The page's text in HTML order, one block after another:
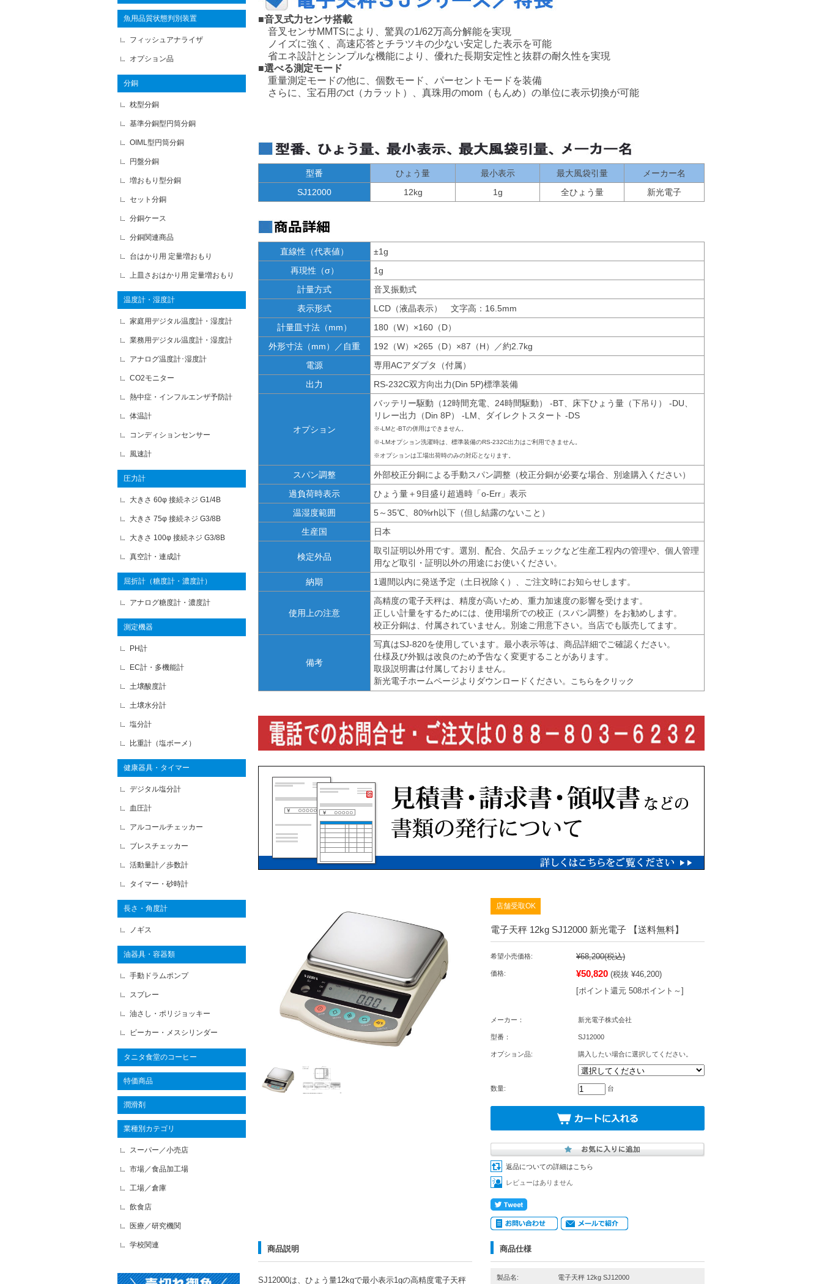
■音叉式力センサ搭載
音叉センサMMTSにより、驚異の1/62万高分解能を実現
ノイズに強く、高速応答とチラツキの少ない安定した表示を可能
省エネ設計とシンプルな機能により、優れた長期安定性と抜群の耐久性を実現
■選べる測定モード
重量測定モードの他に、個数モード、パーセントモードを装備
さらに、宝石用のct（カラット）、真珠用のmom（もんめ）の単位に表示切換が可能
型番 ひょう量 最小表示 最大風袋引量
メーカー名
SJ12000
12kg 1g 全ひょう量 新光電子
直線性（代表値）
±1g
再現性（σ）
1g
計量方式
音叉振動式
表示形式
LCD（液晶表示） 文字高：16.5mm
計量皿寸法（mm）
180（W）×160（D）
外形寸法（mm）／自重
192（W）×265（D）×87（H）／約2.7kg
電源
専用ACアダプタ（付属）
出力
RS-232C双方向出力(Din 5P)標準装備
オプション
バッテリー駆動（12時間充電、24時間駆動） -BT、床下ひょう量（下吊り） -DU、
リレー出力（Din 8P） -LM、ダイレクトスタート -DS
※-LMと-BTの併用はできません。
※-LMオプション洗濯時は、標準装備のRS-232C出力はご利用できません。
※オプションは工場出荷時のみの対応となります。
スパン調整
外部校正分銅による手動スパン調整（校正分銅が必要な場合、別途購入ください）
過負荷時表示
ひょう量＋9目盛り超過時「o-Err」表示
温湿度範囲
5～35℃、80%rh以下（但し結露のないこと）
生産国
日本
検定外品
取引証明以外用です。選別、配合、欠品チェックなど生産工程内の管理や、個人管理
用など取引・証明以外の用途にお使いください。
納期
1週間以内に発送予定（土日祝除く）、ご注文時にお知らせします。
使用上の注意
高精度の電子天秤は、精度が高いため、重力加速度の影響を受けます。
正しい計量をするためには、使用場所での校正（スパン調整）をお勧めします。
校正分銅は、付属されていません。別途ご用意下さい。当店でも販売してます。
備考
写真はSJ-820を使用しています。最小表示等は、商品詳細でご確認ください。
仕様及び外観は改良のため予告なく変更することがあります。
取扱説明書は付属しておりません。
新光電子ホームページよりダウンロードください。 こちらをクリック
店舗受取OK
電子天秤 12kg SJ12000 新光電子 【送料無料】
希望小売価格: ¥68,200(税込)
価格: ¥50,820 (税抜 ¥46,200)
[ポイント還元 508ポイント～]
メーカー： 新光電子株式会社
型番： SJ12000
オプション品: 購入したい場合に選択してください。
数量: 台
返品についての詳細はこちら
レビューはありません
商品説明
SJ12000は、ひょう量12kgで最小表示1gの高精度電子天秤
商品仕様
製品名: 電子天秤 12kg SJ12000
魚用品質状態判別装置
フィッシュアナライザ
オプション品
分銅
枕型分銅
基準分銅型円筒分銅
OIML型円筒分銅
円盤分銅
増おもり型分銅
セット分銅
分銅ケース
分銅関連商品
台はかり用 定量増おもり
上皿さおはかり用 定量増おもり
温度計・湿度計
家庭用デジタル温度計・湿度計
業務用デジタル温度計・湿度計
アナログ温度計･湿度計
CO2モニター
熱中症・インフルエンザ予防計
体温計
コンディションセンサー
風速計
圧力計
大きさ 60φ 接続ネジ G1/4B
大きさ 75φ 接続ネジ G3/8B
大きさ 100φ 接続ネジ G3/8B
真空計・連成計
屈折計（糖度計・濃度計）
アナログ糖度計・濃度計
測定機器
PH計
EC計・多機能計
土壌酸度計
土壌水分計
塩分計
比重計（塩ボーメ）
健康器具・タイマー
デジタル塩分計
血圧計
アルコールチェッカー
ブレスチェッカー
活動量計／歩数計
タイマー・砂時計
長さ・角度計
ノギス
油器具・容器類
手動ドラムポンプ
スプレー
油さし・ポリジョッキー
ビーカー・メスシリンダー
タニタ食堂のコーヒー
特価商品
潤滑剤
業種別カテゴリ
スーパー／小売店
市場／食品加工場
工場／倉庫
飲食店
医療／研究機関
学校関連